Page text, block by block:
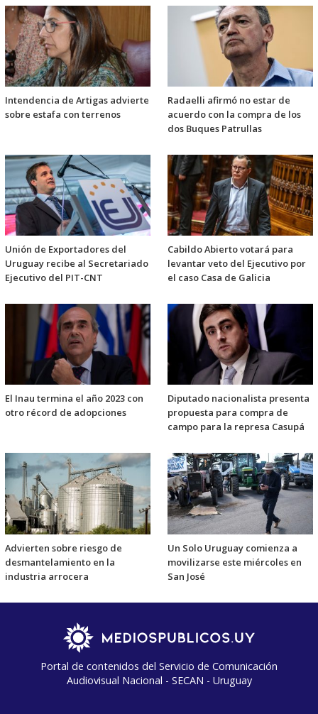
Intendencia de Artigas advierte
sobre estafa con terrenos
Radaelli afirmó no estar de
acuerdo con la compra de los
dos Buques Patrullas
Unión de Exportadores del
Uruguay recibe al Secretariado
Ejecutivo del PIT-CNT
Cabildo Abierto votará para
levantar veto del Ejecutivo por
el caso Casa de Galicia
El Inau termina el año 2023 con
otro récord de adopciones
Diputado nacionalista presenta
propuesta para compra de
campo para la represa Casupá
Advierten sobre riesgo de
desmantelamiento en la
industria arrocera
Un Solo Uruguay comienza a
movilizarse este miércoles en
San José
Portal de contenidos del Servicio de Comunicación
Audiovisual Nacional - SECAN - Uruguay